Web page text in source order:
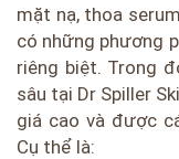
mặt nạ, thoa
có những phương
riêng biệt. Trong
sâu tại Dr Spiller
giá cao và được
Cụ thể là: